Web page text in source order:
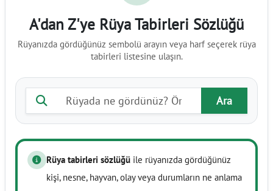
A'dan Z'ye Rüya Tabirleri Sözlüğü
Rüyanızda gördüğünüz sembolü arayın veya harf seçerek rüya
tabirleri listesine ulaşın.
Rüya tabiri ara
Ara
Rüya tabirleri sözlüğü ile rüyanızda gördüğünüz
kişi, nesne, hayvan, olay veya durumların ne anlama